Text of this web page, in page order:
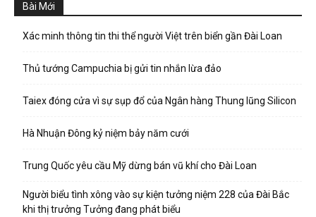
Bài Mới
Xác minh thông tin thi thể người Việt trên biển gần Đài Loan
Thủ tướng Campuchia bị gửi tin nhắn lừa đảo
Taiex đóng cửa vì sự sụp đổ của Ngân hàng Thung lũng Silicon
Hà Nhuận Đông kỷ niệm bảy năm cưới
Trung Quốc yêu cầu Mỹ dừng bán vũ khí cho Đài Loan
Người biểu tình xông vào sự kiện tưởng niệm 228 của Đài Bắc
khi thị trưởng Tưởng đang phát biểu